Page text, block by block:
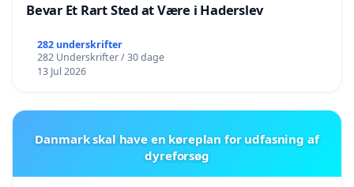
Bevar Et Rart Sted at Være i Haderslev
282 underskrifter
282 Underskrifter / 30 dage
13 Jul 2026
Danmark skal have en køreplan for udfasning af
dyreforsøg